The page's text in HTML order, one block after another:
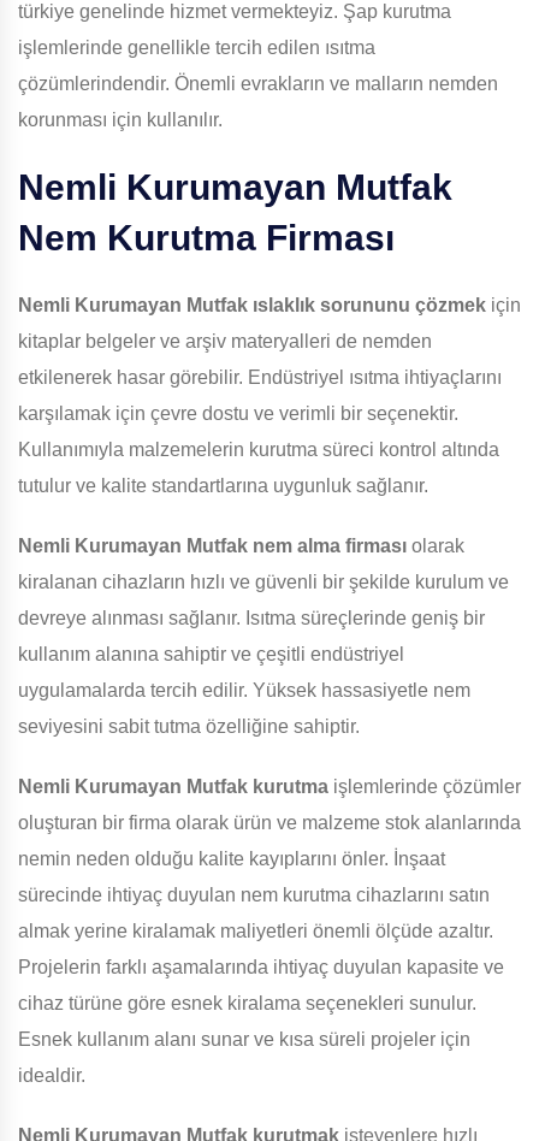
türkiye genelinde hizmet vermekteyiz. Şap kurutma
işlemlerinde genellikle tercih edilen ısıtma
çözümlerindendir. Önemli evrakların ve malların nemden
korunması için kullanılır.
Nemli Kurumayan Mutfak
Nem Kurutma Firması
Nemli Kurumayan Mutfak ıslaklık sorununu çözmek için
kitaplar belgeler ve arşiv materyalleri de nemden
etkilenerek hasar görebilir. Endüstriyel ısıtma ihtiyaçlarını
karşılamak için çevre dostu ve verimli bir seçenektir.
Kullanımıyla malzemelerin kurutma süreci kontrol altında
tutulur ve kalite standartlarına uygunluk sağlanır.
Nemli Kurumayan Mutfak nem alma firması olarak
kiralanan cihazların hızlı ve güvenli bir şekilde kurulum ve
devreye alınması sağlanır. Isıtma süreçlerinde geniş bir
kullanım alanına sahiptir ve çeşitli endüstriyel
uygulamalarda tercih edilir. Yüksek hassasiyetle nem
seviyesini sabit tutma özelliğine sahiptir.
Nemli Kurumayan Mutfak kurutma işlemlerinde çözümler
oluşturan bir firma olarak ürün ve malzeme stok alanlarında
nemin neden olduğu kalite kayıplarını önler. İnşaat
sürecinde ihtiyaç duyulan nem kurutma cihazlarını satın
almak yerine kiralamak maliyetleri önemli ölçüde azaltır.
Projelerin farklı aşamalarında ihtiyaç duyulan kapasite ve
cihaz türüne göre esnek kiralama seçenekleri sunulur.
Esnek kullanım alanı sunar ve kısa süreli projeler için
idealdir.
Nemli Kurumayan Mutfak kurutmak isteyenlere hızlı